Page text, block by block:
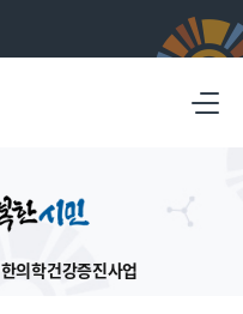
한의학건강증진사업